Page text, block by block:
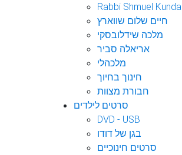
Rabbi Shmuel Kunda
חיים שלום שווארץ
מלכה שידלובסקי
אריאלה סביר
מלכהלי
חינוך בחיוך
חבורת מצוות
סרטים לילדים
DVD - USB
בגן של דודו
סרטים חינוכיים